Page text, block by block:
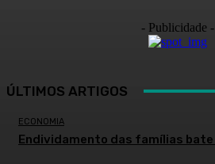
- Publicidade -
ÚLTIMOS ARTIGOS
ECONOMIA
Endividamento das famílias bate